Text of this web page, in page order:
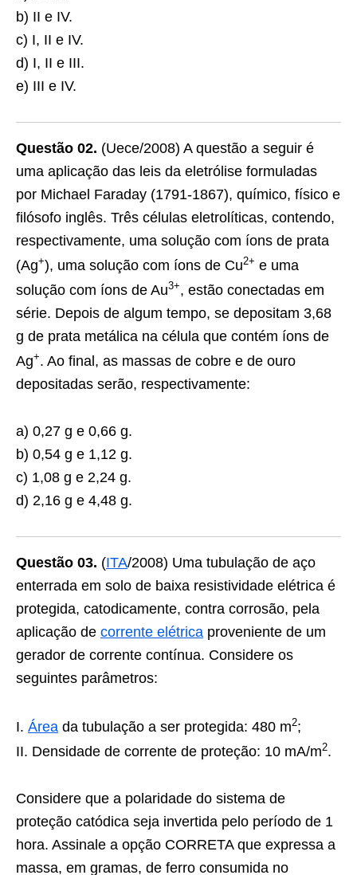
b) II e IV.
c) I, II e IV.
d) I, II e III.
e) III e IV.
Questão 02. (Uece/2008) A questão a seguir é
uma aplicação das leis da eletrólise formuladas
por Michael Faraday (1791-1867), químico, físico e
filósofo inglês. Três células eletrolíticas, contendo,
respectivamente, uma solução com íons de prata
(Ag+), uma solução com íons de Cu2+ e uma
solução com íons de Au3+, estão conectadas em
série. Depois de algum tempo, se depositam 3,68
g de prata metálica na célula que contém íons de
Ag+. Ao final, as massas de cobre e de ouro
depositadas serão, respectivamente:
a) 0,27 g e 0,66 g.
b) 0,54 g e 1,12 g.
c) 1,08 g e 2,24 g.
d) 2,16 g e 4,48 g.
Questão 03. (ITA/2008) Uma tubulação de aço
enterrada em solo de baixa resistividade elétrica é
protegida, catodicamente, contra corrosão, pela
aplicação de corrente elétrica proveniente de um
gerador de corrente contínua. Considere os
seguintes parâmetros:
I. Área da tubulação a ser protegida: 480 m2;
II. Densidade de corrente de proteção: 10 mA/m2.
Considere que a polaridade do sistema de
proteção catódica seja invertida pelo período de 1
hora. Assinale a opção CORRETA que expressa a
massa, em gramas, de ferro consumida no